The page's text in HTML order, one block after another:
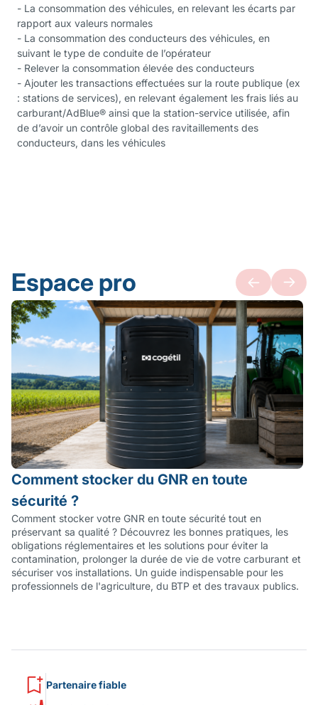
- La consommation des véhicules, en relevant les écarts par
rapport aux valeurs normales
- La consommation des conducteurs des véhicules, en
suivant le type de conduite de l’opérateur
- Relever la consommation élevée des conducteurs
- Ajouter les transactions effectuées sur la route publique (ex
: stations de services), en relevant également les frais liés au
carburant/AdBlue® ainsi que la station-service utilisée, afin
de d’avoir un contrôle global des ravitaillements des
conducteurs, dans les véhicules
Espace pro
Comment stocker du GNR en toute
sécurité ?
Comment stocker votre GNR en toute sécurité tout en
préservant sa qualité ? Découvrez les bonnes pratiques, les
obligations réglementaires et les solutions pour éviter la
contamination, prolonger la durée de vie de votre carburant et
sécuriser vos installations. Un guide indispensable pour les
professionnels de l'agriculture, du BTP et des travaux publics.
Partenaire fiable